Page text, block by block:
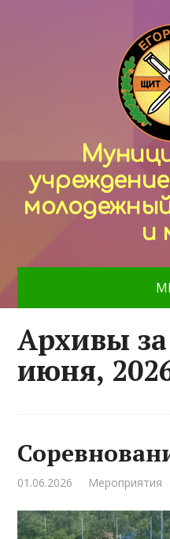
и
Архивы
июня,
01.06.2026 Мероприятия